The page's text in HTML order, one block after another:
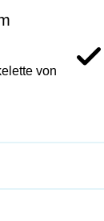
von